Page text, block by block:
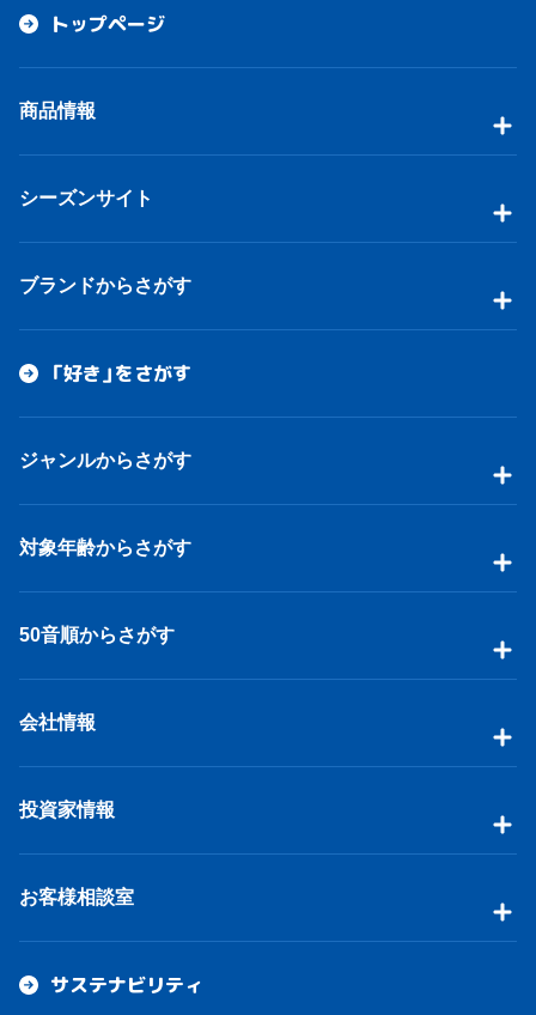
トップページ
商品情報
シーズンサイト
ブランドからさがす
「好き」をさがす
ジャンルからさがす
対象年齢からさがす
50音順からさがす
会社情報
投資家情報
お客様相談室
サステナビリティ